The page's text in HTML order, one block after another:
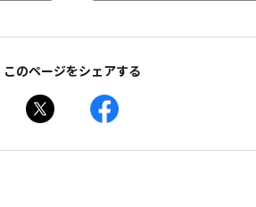
このページをシェアする